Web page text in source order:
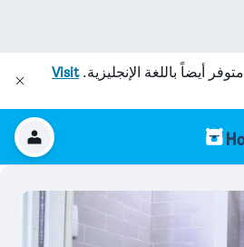
متوفر أيضاً باللغة الإنجليزية.Visit